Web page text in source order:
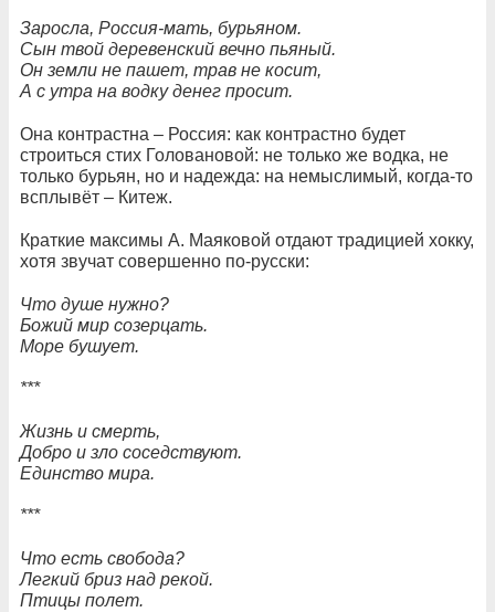
Заросла, Россия-мать, бурьяном.
Сын твой деревенский вечно пьяный.
Он земли не пашет, трав не косит,
А с утра на водку денег просит.
Она контрастна – Россия: как контрастно будет
строиться стих Головановой: не только же водка, не
только бурьян, но и надежда: на немыслимый, когда-то
всплывёт – Китеж.
Краткие максимы А. Маяковой отдают традицией хокку,
хотя звучат совершенно по-русски:
Что душе нужно?
Божий мир созерцать.
Море бушует.
***
Жизнь и смерть,
Добро и зло соседствуют.
Единство мира.
***
Что есть свобода?
Легкий бриз над рекой.
Птицы полет.